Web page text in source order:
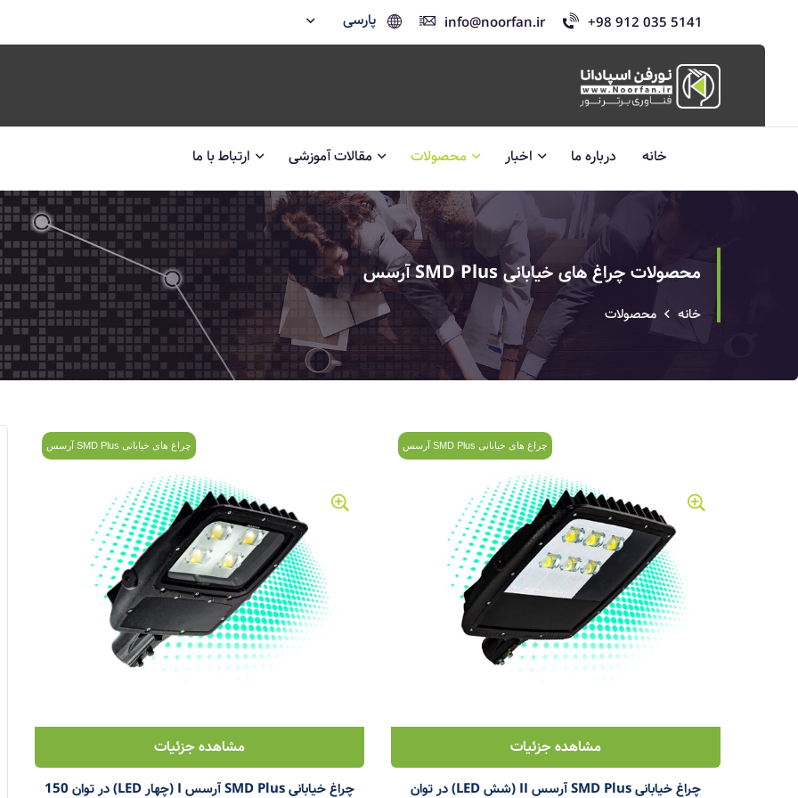
+98 912 035 5141
info@noorfan.ir پارسی
خانه درباره ما اخبار محصولات مقالات آموزشی ارتباط با ما
محصولات چراغ های خیابانی SMD Plus آرسس
خانه محصولات
چراغ های خیابانی SMD Plus آرسس
مشاهده جزئیات
چراغ خیابانی SMD Plus آرسس II (شش LED) در توان
چراغ های خیابانی SMD Plus آرسس
مشاهده جزئیات
چراغ خیابانی SMD Plus آرسس I (چهار LED) در توان 150